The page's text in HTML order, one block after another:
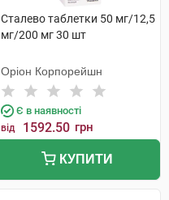
Сталево таблетки 50 мг/12,5
мг/200 мг 30 шт
Оріон Корпорейшн
Є в наявності
від 1592.50 грн
КУПИТИ